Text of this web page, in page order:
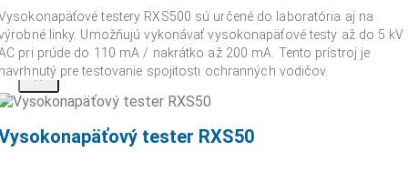
X
testery RXS500 sú určené do laboratória aj na
linky. Umožňujú vykonávať vysokonapäťové testy až do 5 kV
pri prúde do 110 mA / nakrátko až 200 mA. Tento prístroj je
pre testovanie spojitosti ochranných vodičov.
tester RXS50